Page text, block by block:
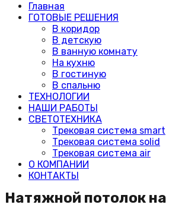
Главная
ГОТОВЫЕ РЕШЕНИЯ
В коридор
В детскую
В ванную комнату
На кухню
В гостиную
В спальню
ТЕХНОЛОГИИ
НАШИ РАБОТЫ
СВЕТОТЕХНИКА
Трековая система smart
Трековая система solid
Трековая система air
О КОМПАНИИ
КОНТАКТЫ
Натяжной потолок на